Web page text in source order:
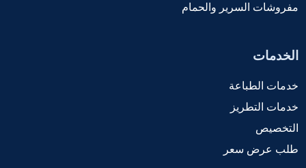
مفروشات السرير والحمام
الخدمات
خدمات الطباعة
خدمات التطريز
التخصيص
طلب عرض سعر